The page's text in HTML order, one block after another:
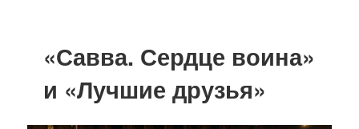
«Савва. Сердце воина»
и «Лучшие друзья»